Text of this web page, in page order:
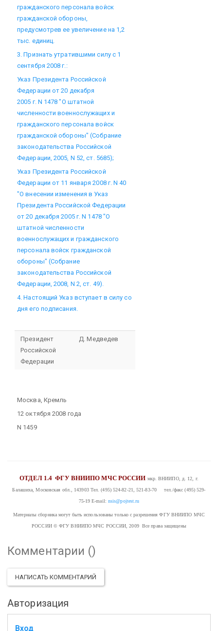
гражданского персонала войск
гражданской обороны,
предусмотрев ее увеличение на 1,2
тыс. единиц.
3. Признать утратившими силу с 1
сентября 2008 г.:
Указ Президента Российской
Федерации от 20 декабря
2005 г. N 1478 "О штатной
численности военнослужащих и
гражданского персонала войск
гражданской обороны" (Собрание
законодательства Российской
Федерации, 2005, N 52, ст. 5685);
Указ Президента Российской
Федерации от 11 января 2008 г. N 40
"О внесении изменения в Указ
Президента Российской Федерации
от 20 декабря 2005 г. N 1478 "О
штатной численности
военнослужащих и гражданского
персонала войск гражданской
обороны" (Собрание
законодательства Российской
Федерации, 2008, N 2, ст. 49).
4. Настоящий Указ вступает в силу со
дня его подписания.
Президент
Российской
Федерации
Д. Медведев
Москва, Кремль
12 октября 2008 года
N 1459
ОТДЕЛ 1.4ФГУ ВНИИПО МЧС РОССИИ мкр. ВНИИПО, д. 12, г.
Балашиха, Московская обл., 143903Тел. (495) 524-82-21, 521-83-70 тел./факс (495) 529-
75-19 E-mail: nsis@pojtest.ru
Материалы сборника могут быть использованы только с разрешения ФГУ ВНИИПО МЧС
РОССИИ© ФГУ ВНИИПО МЧС РОССИИ, 2009 Все права защищены
Комментарии ()
НАПИСАТЬ КОММЕНТАРИЙ
Авторизация
Вход